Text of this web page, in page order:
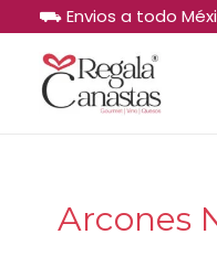
al
contenido
⛟ Envios a todo
Arcones